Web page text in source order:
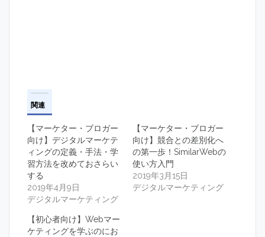
関連
【マーケター・ブロガー
向け】デジタルマーケテ
ィングの定義・手法・学
習方法を改めておさらい
する
2019年4月9日
デジタルマーケティング
【マーケター・ブロガー
向け】競合との差別化へ
の第一歩！SimilarWebの
使い方入門
2019年3月15日
デジタルマーケティング
【初心者向け】Webマー
ケティングを学ぶのにお